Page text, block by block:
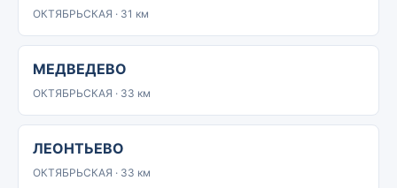
ОКТЯБРЬСКАЯ · 31 км
МЕДВЕДЕВО
ОКТЯБРЬСКАЯ · 33 км
ЛЕОНТЬЕВО
ОКТЯБРЬСКАЯ · 33 км